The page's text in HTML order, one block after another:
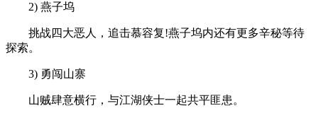
2) 燕子坞
挑战四大恶人，追击慕容复!燕子坞内还有更多辛秘等待
探索。
3) 勇闯山寨
山贼肆意横行，与江湖侠士一起共平匪患。